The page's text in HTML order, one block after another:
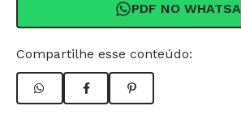
PDF NO
Compartilhe esse conteúdo: